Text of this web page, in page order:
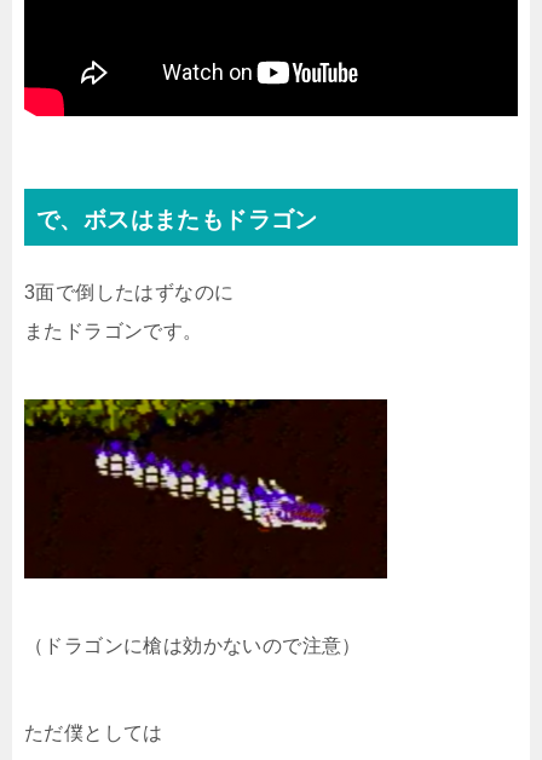
で、ボスはまたもドラゴン
3面で倒したはずなのに
またドラゴンです。
（ドラゴンに槍は効かないので注意）
ただ僕としては